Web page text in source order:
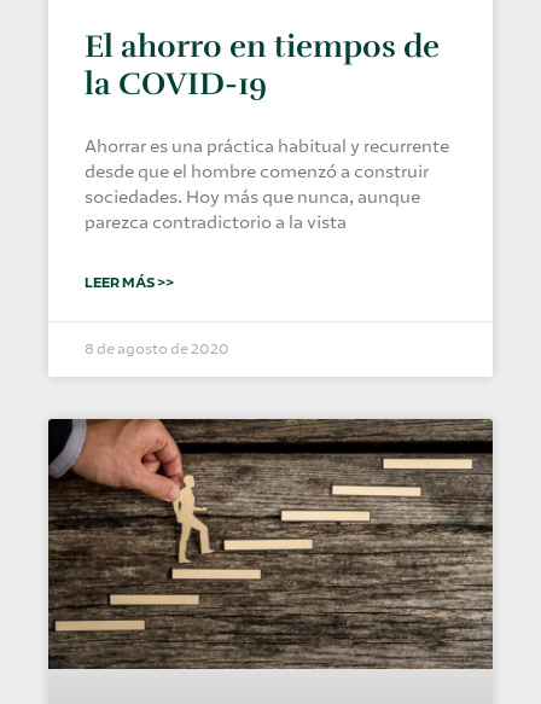
El ahorro en tiempos de
la COVID-19
Ahorrar es una práctica habitual y recurrente
desde que el hombre comenzó a construir
sociedades. Hoy más que nunca, aunque
parezca contradictorio a la vista
LEER MÁS >>
8 de agosto de 2020